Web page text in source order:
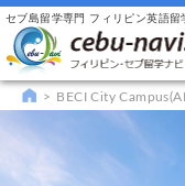
セブ島留学専門 フィリピン英語
BECI City